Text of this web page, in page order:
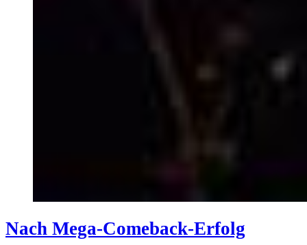
Nach Mega-Comeback-Erfolg